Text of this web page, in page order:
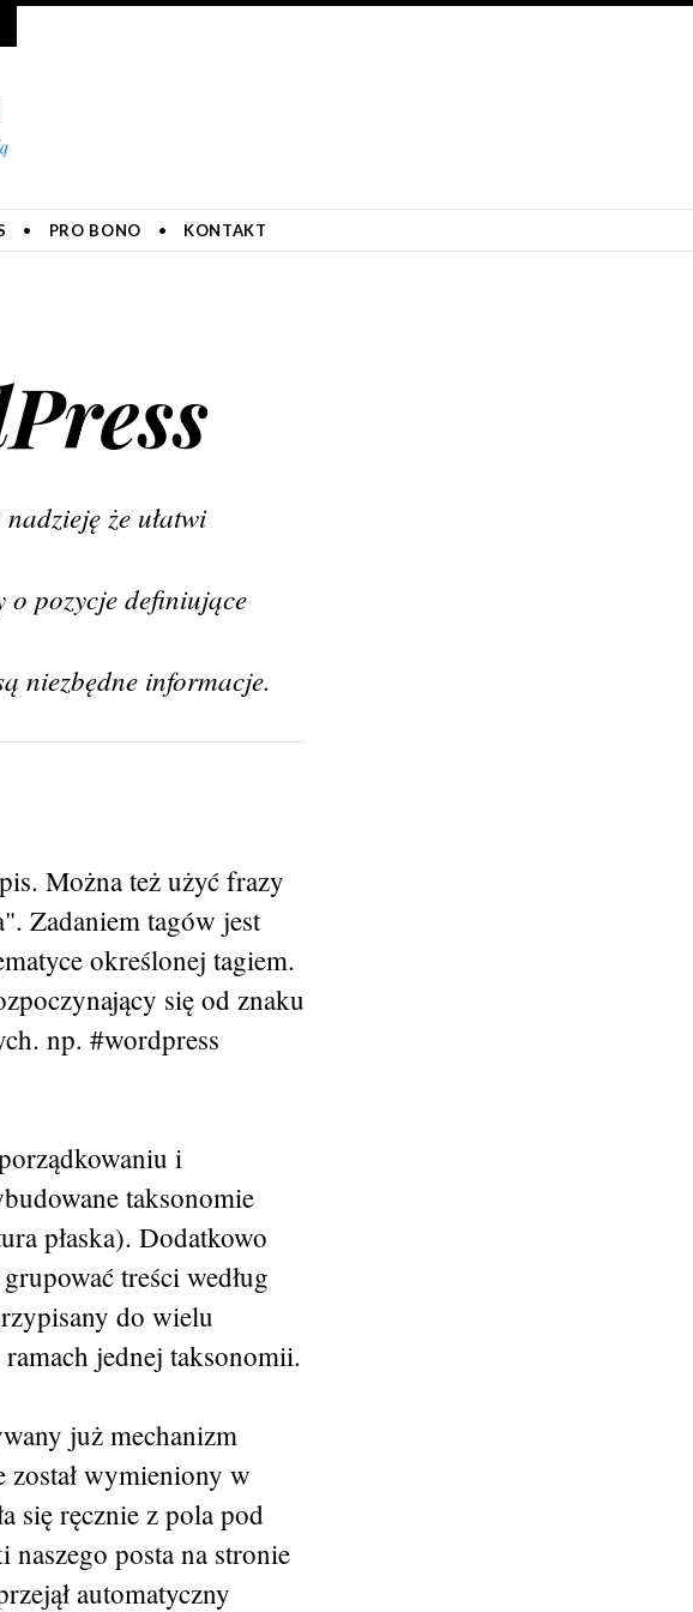
PRO BONO KONTAKT
że ułatwi
o pozycje definiujące
niezbędne informacje.
Można też użyć frazy
Zadaniem tagów jest
określonej tagiem.
się od znaku
np. #wordpress
i
taksonomie
płaska). Dodatkowo
treści według
do wielu
jednej taksonomii.
już mechanizm
wymieniony w
się ręcznie z pola pod
naszego posta na stronie
automatyczny